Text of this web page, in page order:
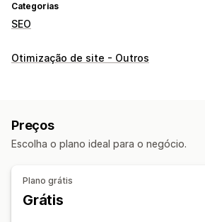
Categorias
SEO
Ferramentas de SEO
Monitoramento de desempenho
Acompanhamento de classificações
Otimização de site - Outros
Preços
Escolha o plano ideal para o negócio.
Plano grátis
Grátis